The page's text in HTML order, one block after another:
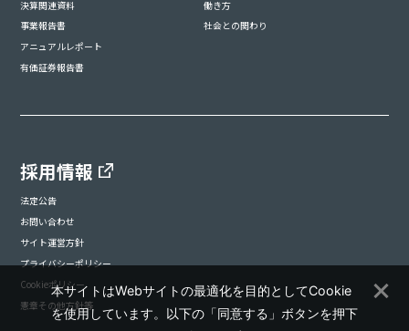
決算関連資料
事業報告書
アニュアルレポート
有価証券報告書
働き方
社会との関わり
採用情報
法定公告
お問い合わせ
サイト運営方針
プライバシーポリシー
Cookieポリシー
憲章その他方針等
本サイトはWebサイトの最適化を目的としてCookie
を使用しています。以下の「同意する」ボタンを押下